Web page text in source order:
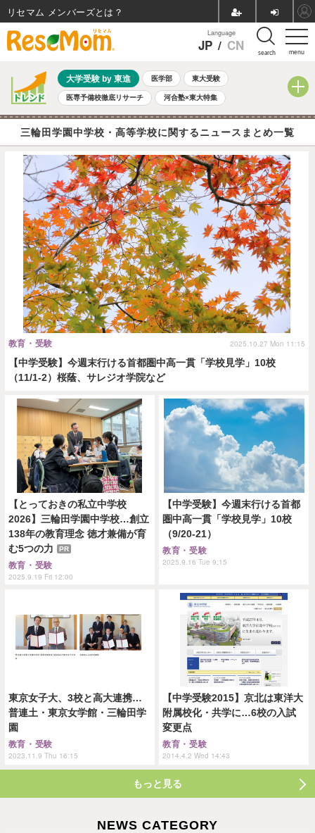
menu
Language
JP / CN search
大学受験 by 東進 医学部 東大受験
医専予備校徹底リサーチ 河合塾×東大特集
親子で考える大学選び 高校受験 中学受験 小学校受験
共通テスト 夏休み 8月開催学校説明会・相談会
自由研究教材（小学生向け） 自由研究教材（中学生向け） ランキング
三輪田学園中学校・高等学校に関するニュースまとめ一覧
【中学受験】今週末行ける首都圏中高一貫「学校見学」10校
（11/1-2）桜蔭、サレジオ学院など
教育・受験 2025.10.27 Mon 11:15
【とっておきの私立中学校
2026】三輪田学園中学校…創立
138年の教育理念 徳才兼備が育
む5つの力
PR
教育・受験
2025.9.19 Fri 12:00
【中学受験】今週末行ける首都
圏中高一貫「学校見学」10校
（9/20-21）
教育・受験
2025.9.16 Tue 9:15
東京女子大、3校と高大連携…
普連土・東京女学館・三輪田学
園
教育・受験
2023.11.9 Thu 16:15
【中学受験2015】京北は東洋大
附属校化・共学に…6校の入試
変更点
教育・受験
2014.4.2 Wed 14:43
もっと見る
NEWS CATEGORY
リセマム メンバーズ